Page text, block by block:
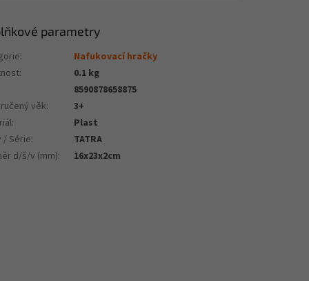
parametry
:
Nafukovací hračky
:
0.1 kg
8590878658875
věk:
3+
:
Plast
/ Série:
TATRA
d/š/v (mm): 16x23x2cm